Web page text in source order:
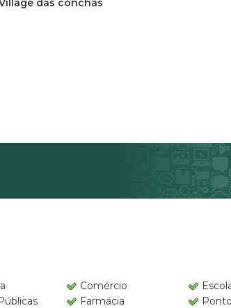
das conchas
Comércio
Farmácia